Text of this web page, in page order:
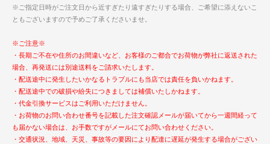
※ご指定日時がご注文日から近すぎたり遠すぎたりする場合、ご希望に添えないこ
ともございますので予めご了承くださいませ。
※ご注意※
・長期ご不在や住所のお間違いなど、お客様のご都合でお荷物が弊社に返送された
場合、再発送には別途送料をご請求いたします。
・配送途中に発生したいかなるトラブルにも当店では責任を負いかねます。
・配送途中での破損や紛失につきましては補償いたしかねます。
・代金引換サービスはご利用いただけません。
・お荷物のお問い合わせ番号を記載した注文確認メールが届いてから一週間経って
も届かない場合は、お手数ですがメールにてお問い合わせください。
・交通状況、地域、天災、事故等の要因により配達に遅延が発生する場合がござい